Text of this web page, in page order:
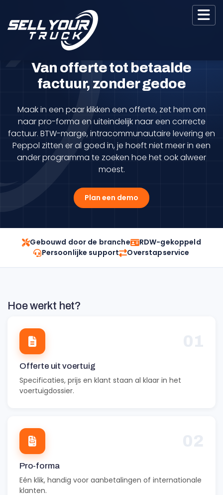
Van offerte tot betaalde
factuur, zonder gedoe
Maak in een paar klikken een offerte, zet hem om
naar pro-forma en uiteindelijk naar een correcte
factuur. BTW-marge, intracommunautaire levering en
Peppol zitten er al goed in, je hoeft niet meer in een
ander programma te zoeken hoe het ook alweer
moest.
Plan een demo
Gebouwd door de branche
RDW-gekoppeld
Persoonlijke support
Overstapservice
Hoe werkt het?
Offerte uit voertuig
Specificaties, prijs en klant staan al klaar in het
voertuigdossier.
Pro-forma
Eén klik, handig voor aanbetalingen of internationale
klanten.